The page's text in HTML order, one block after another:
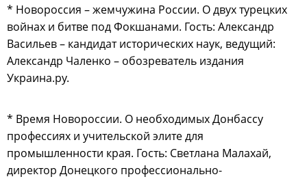
* Новороссия – жемчужина России. О двух турецких
войнах и битве под Фокшанами. Гость: Александр
Васильев – кандидат исторических наук, ведущий:
Александр Чаленко – обозреватель издания
Украина.ру.
* Время Новороссии. О необходимых Донбассу
профессиях и учительской элите для
промышленности края. Гость: Светлана Малахай,
директор Донецкого профессионально-